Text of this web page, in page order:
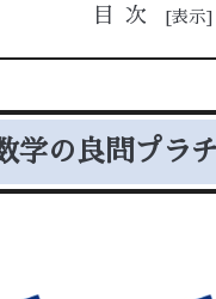
目次
学の良問プラ